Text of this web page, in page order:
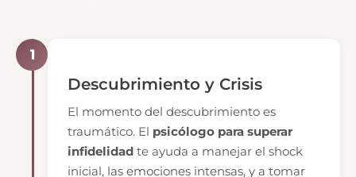
1
Descubrimiento y Crisis
El momento del descubrimiento es
traumático. El psicólogo para superar
infidelidad te ayuda a manejar el shock
inicial, las emociones intensas, y a tomar